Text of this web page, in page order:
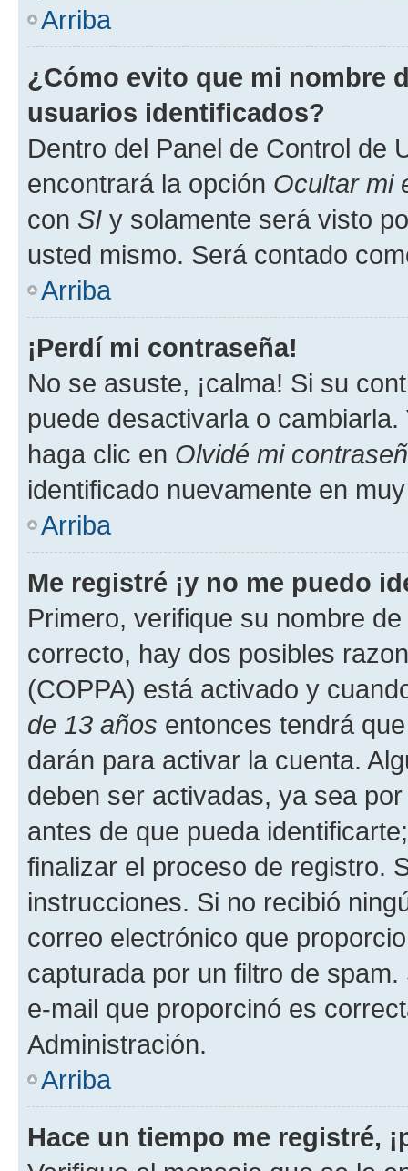
Arriba
¿Cómo evito que mi nombre
usuarios identificados?
Dentro del Panel de Control de
encontrará la opción Ocultar mi
con SI y solamente será visto
usted mismo. Será contado
Arriba
¡Perdí mi contraseña!
No se asuste, ¡calma! Si su
puede desactivarla o
haga clic en Olvidé mi
identificado nuevamente en
Arriba
Me registré ¡y no me puedo
Primero, verifique su nombre
correcto, hay dos posibles
(COPPA) está activado y
de 13 años entonces tendrá
darán para activar la cuenta.
deben ser activadas, ya sea
antes de que pueda
finalizar el proceso de registro.
instrucciones. Si no recibió
correo electrónico que
capturada por un filtro de
e-mail que proporcinó es
Administración.
Arriba
Hace un tiempo me registré,